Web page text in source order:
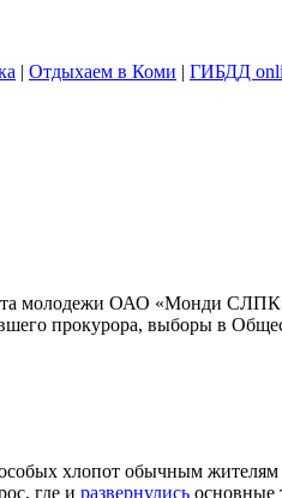
| Отдыхаем в Коми | ГИБДД
молодежи ОАО «Монди
прокурора, выборы в
особых хлопот обычным
где и развернулись основные